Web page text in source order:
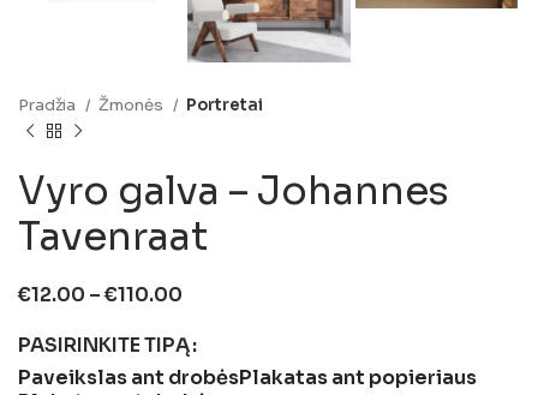
Pradžia Žmonės Portretai
Vyro galva – Johannes
Tavenraat
€12.00 –€110.00
PASIRINKITE TIPĄ
Paveikslas ant drobėsPlakatas ant popieriaus